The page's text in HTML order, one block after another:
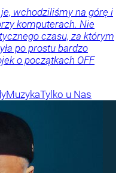
wchodziliśmy na górę i
komputerach. Nie
czasu, za którym
po prostu bardzo
o początkach OFF
MuzykaTylko u Nas